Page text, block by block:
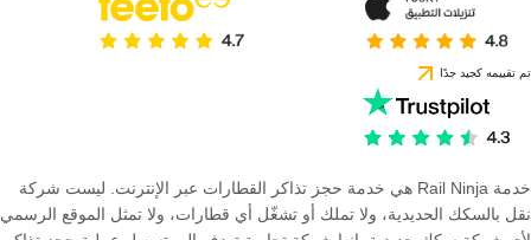
تم تقييمه كجيد جدًا
خدمة Rail Ninja هي خدمة حجز تذاكر القطارات عبر الإنترنت. ليست شركة
نقل بالسكك الحديدية، ولا تملك أو تشغّل أي قطارات، ولا تمثل الموقع الرسمي